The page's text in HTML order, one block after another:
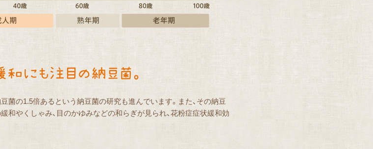
菌の1.5倍あるという納豆菌の研究も進んでいます。また、その納豆
和やくしゃみ、目のかゆみなどの和らぎが見られ、花粉症症状緩和効